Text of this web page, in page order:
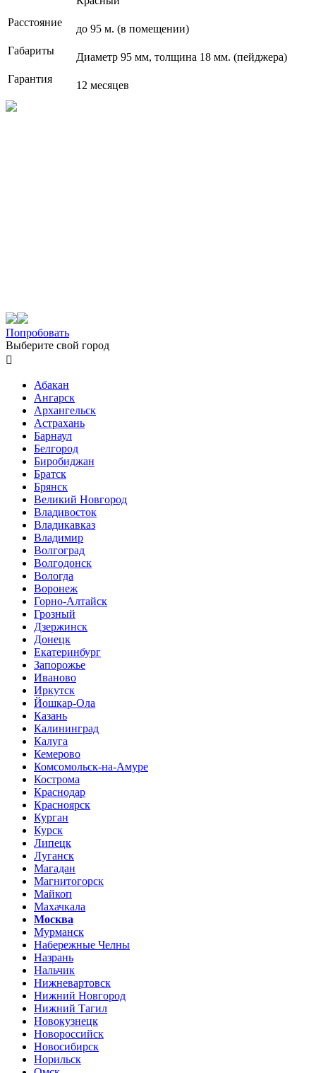
Расстояние
до 95 м. (в помещении)
Габариты
Диаметр 95 мм, толщина 18 мм. (пейджера)
Гарантия
12 месяцев
Попробовать
Выберите свой город

Абакан
Ангарск
Архангельск
Астрахань
Барнаул
Белгород
Биробиджан
Братск
Брянск
Великий Новгород
Владивосток
Владикавказ
Владимир
Волгоград
Волгодонск
Вологда
Воронеж
Горно-Алтайск
Грозный
Дзержинск
Донецк
Екатеринбург
Запорожье
Иваново
Иркутск
Йошкар-Ола
Казань
Калининград
Калуга
Кемерово
Комсомольск-на-Амуре
Кострома
Краснодар
Красноярск
Курган
Курск
Липецк
Луганск
Магадан
Магнитогорск
Майкоп
Махачкала
Москва
Мурманск
Набережные Челны
Назрань
Нальчик
Нижневартовск
Нижний Новгород
Нижний Тагил
Новокузнецк
Новороссийск
Новосибирск
Норильск